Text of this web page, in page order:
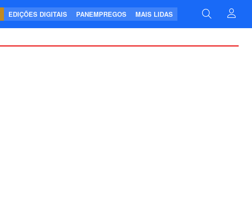
EDIÇÕES DIGITAIS PANEMPREGOS MAIS LIDAS